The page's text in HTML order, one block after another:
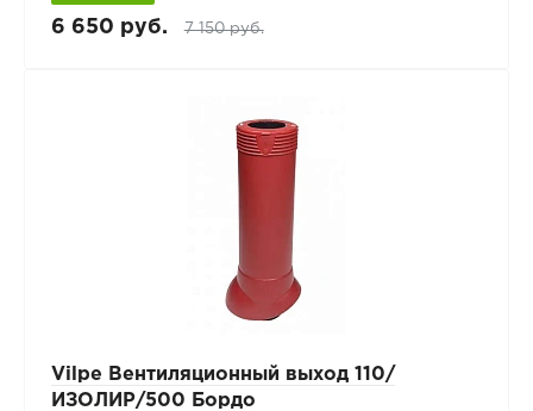
6 650 руб. 7 150 руб.
Vilpe Вентиляционный выход 110/
ИЗОЛИР/500 Бордо